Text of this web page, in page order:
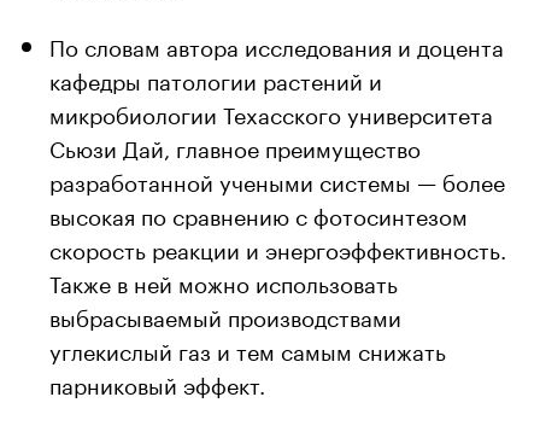
По словам автора исследования и доцента
кафедры патологии растений и
микробиологии Техасского университета
Сьюзи Дай, главное преимущество
разработанной учеными системы — более
высокая по сравнению с фотосинтезом
скорость реакции и энергоэффективность.
Также в ней можно использовать
выбрасываемый производствами
углекислый газ и тем самым снижать
парниковый эффект.